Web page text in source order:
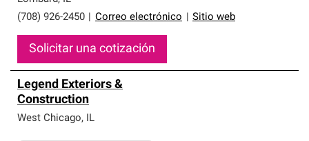
(708) 926-2450
Correo electrónico Sitio web
Solicitar una cotización
Legend Exteriors &
Construction
West Chicago, IL